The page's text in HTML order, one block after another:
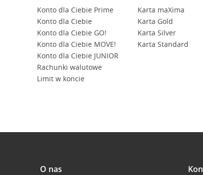
Konto dla Ciebie Prime
Konto dla Ciebie
Konto dla Ciebie GO!
Konto dla Ciebie MOVE!
Konto dla Ciebie JUNIOR
Rachunki walutowe
Limit w koncie
Karta maXima
Karta Gold
Karta Silver
Karta Standard
O nas